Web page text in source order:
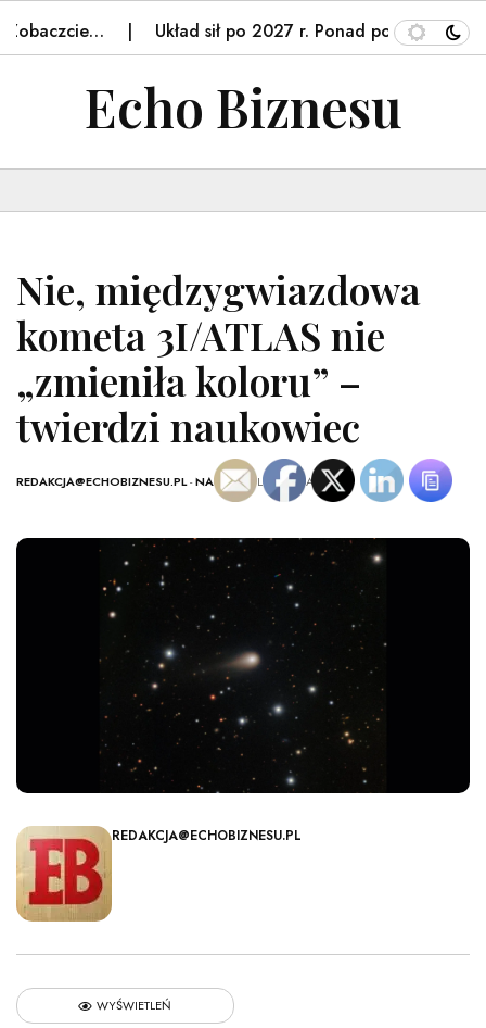
Układ sił po 2027 r. Ponad połowa
Echo Biznesu
Nie, międzygwiazdowa
kometa 3I/ATLAS nie
„zmieniła koloru” –
twierdzi naukowiec
REDAKCJA@ECHOBIZNESU.PL-NAUKA- 8 LISTOPADA, 2025
REDAKCJA@ECHOBIZNESU.PL
WYŚWIETLEŃ